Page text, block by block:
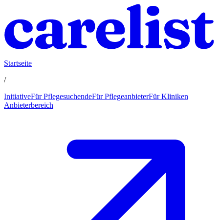
Startseite
/
InitiativeFür PflegesuchendeFür PflegeanbieterFür Kliniken
Anbieterbereich